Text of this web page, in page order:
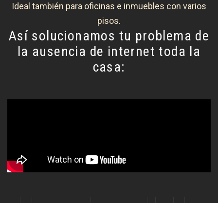
Ideal también para oficinas e inmuebles con varios
pisos.
Así solucionamos tu problema de
la ausencia de internet toda la
casa: